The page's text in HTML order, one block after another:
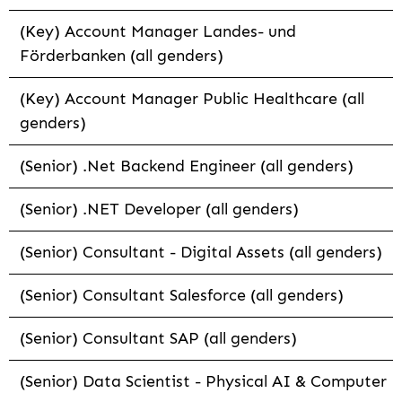
(Key) Account Manager Landes- und
Förderbanken (all genders)
(Key) Account Manager Public Healthcare (all
genders)
(Senior) .Net Backend Engineer (all genders)
(Senior) .NET Developer (all genders)
(Senior) Consultant - Digital Assets (all genders)
(Senior) Consultant Salesforce (all genders)
(Senior) Consultant SAP (all genders)
(Senior) Data Scientist - Physical AI & Computer